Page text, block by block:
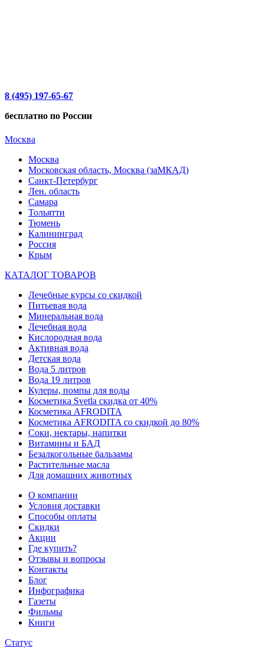
8 (495) 197-65-67
бесплатно по России
Москва
Москва
Московская область, Москва (заМКАД)
Санкт-Петербург
Лен. область
Самара
Тольятти
Тюмень
Калининград
Россия
Крым
КАТАЛОГ ТОВАРОВ
Лечебные курсы со скидкой
Питьевая вода
Минеральная вода
Лечебная вода
Кислородная вода
Активная вода
Детская вода
Вода 5 литров
Вода 19 литров
Кулеры, помпы для воды
Косметика Svetla скидка от 40%
Косметика AFRODITA
Косметика AFRODITA со скидкой до 80%
Соки, нектары, напитки
Витамины и БАД
Безалкогольные бальзамы
Растительные масла
Для домашних животных
О компании
Условия доставки
Способы оплаты
Скидки
Акции
Где купить?
Отзывы и вопросы
Контакты
Блог
Инфографика
Газеты
Фильмы
Книги
Статус